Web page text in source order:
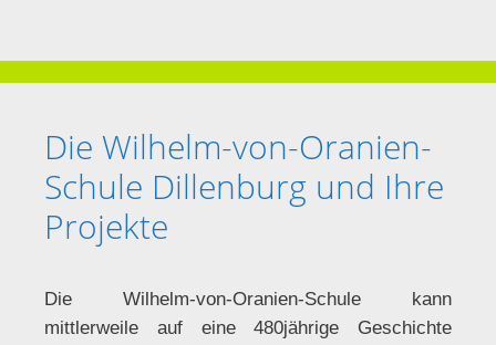
Die Wilhelm-von-Oranien-
Schule Dillenburg und Ihre
Projekte
Die Wilhelm-von-Oranien-Schule kann
mittlerweile auf eine 480jährige Geschichte